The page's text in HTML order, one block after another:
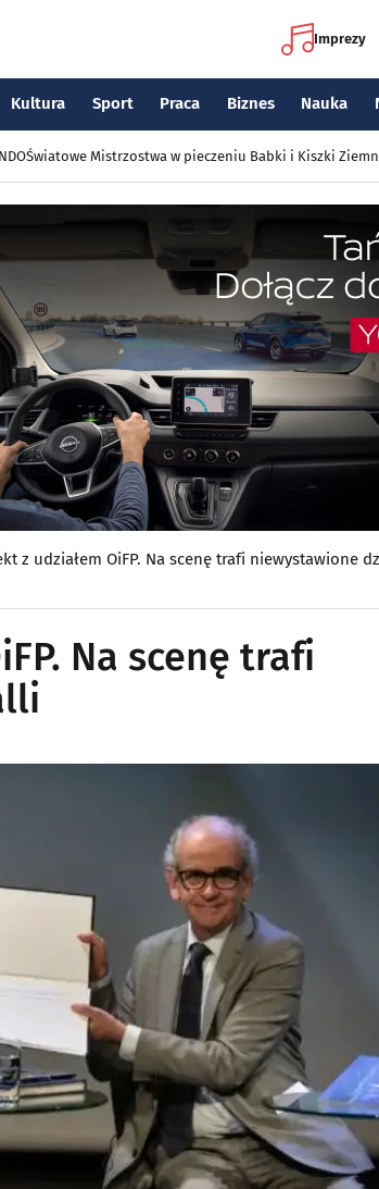
Imprezy
Kultura Sport Praca Biznes Nauka
Światowe Mistrzostwa w pieczeniu Babki i Kiszki
z udziałem OiFP. Na scenę trafi niewystawione
Na scenę trafi